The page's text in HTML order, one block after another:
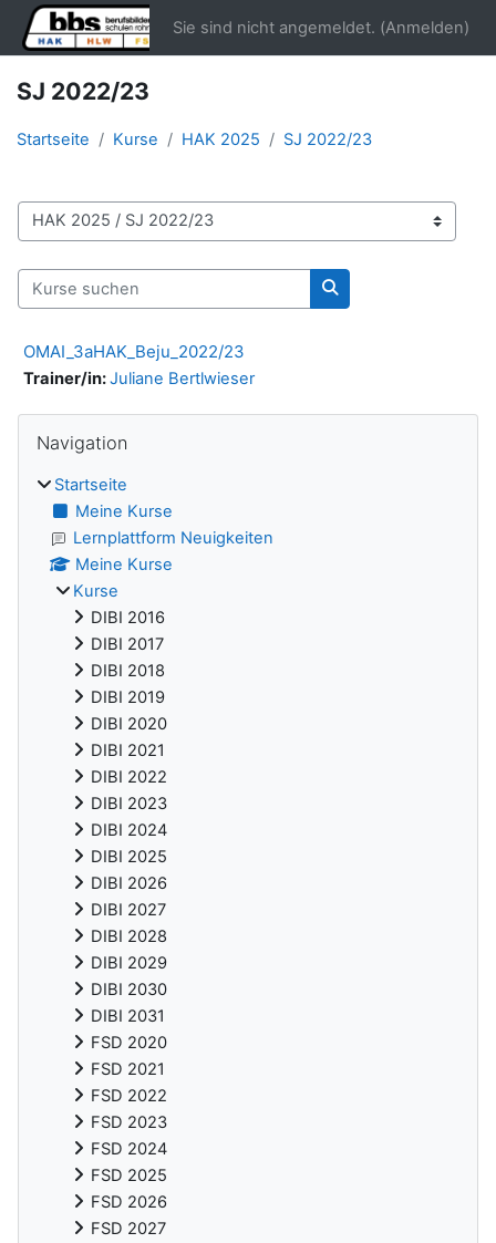
Zum Hauptinhalt
Sie sind nicht angemeldet. (Anmelden)
SJ 2022/23
Startseite Kurse HAK 2025 SJ 2022/23
Kursbereiche
Kurse suchen
Kurse suchen
OMAI_3aHAK_Beju_2022/23
Trainer/in:Juliane Bertlwieser
Blöcke
Navigation
Startseite
Meine Kurse
Lernplattform Neuigkeiten
Meine Kurse
Kurse
DIBI 2016
DIBI 2017
DIBI 2018
DIBI 2019
DIBI 2020
DIBI 2021
DIBI 2022
DIBI 2023
DIBI 2024
DIBI 2025
DIBI 2026
DIBI 2027
DIBI 2028
DIBI 2029
DIBI 2030
DIBI 2031
FSD 2020
FSD 2021
FSD 2022
FSD 2023
FSD 2024
FSD 2025
FSD 2026
FSD 2027